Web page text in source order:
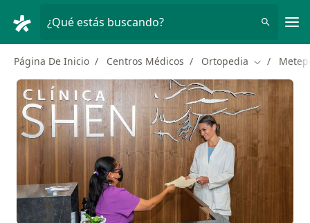
¿Qué estás buscando?
Página De Inicio Centros Médicos Ortopedia Cambiar